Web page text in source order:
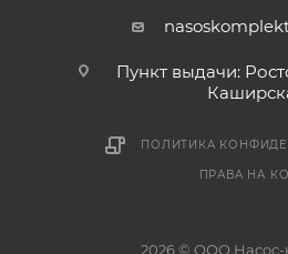
Пункт выдачи:
ПОЛИТИКА
ПРАВА НА
2026 © ООО Насос-